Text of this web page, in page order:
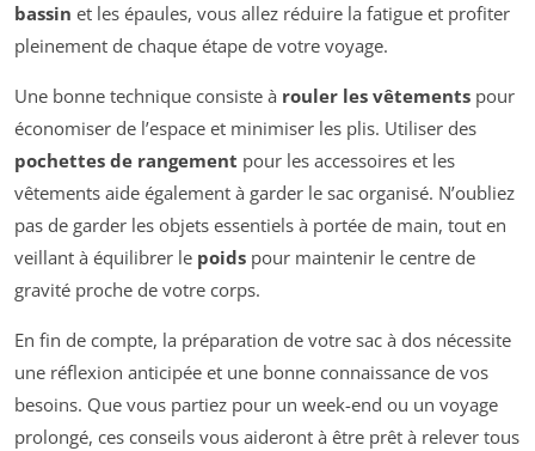
bassin et les épaules, vous allez réduire la fatigue et profiter
pleinement de chaque étape de votre voyage.
Une bonne technique consiste à rouler les vêtements pour
économiser de l’espace et minimiser les plis. Utiliser des
pochettes de rangement pour les accessoires et les
vêtements aide également à garder le sac organisé. N’oubliez
pas de garder les objets essentiels à portée de main, tout en
veillant à équilibrer le poids pour maintenir le centre de
gravité proche de votre corps.
En fin de compte, la préparation de votre sac à dos nécessite
une réflexion anticipée et une bonne connaissance de vos
besoins. Que vous partiez pour un week-end ou un voyage
prolongé, ces conseils vous aideront à être prêt à relever tous